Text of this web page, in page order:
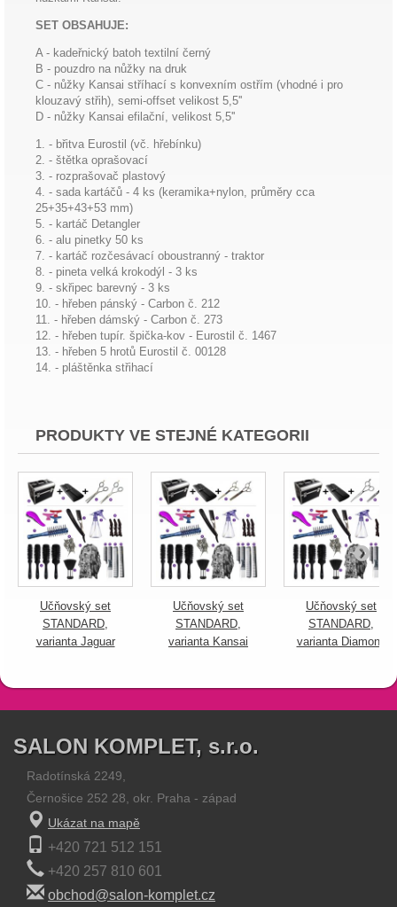
SET OBSAHUJE:
A - kadeřnický batoh textilní černý
B - pouzdro na nůžky na druk
C - nůžky Kansai stříhací s konvexním ostřím (vhodné i pro
klouzavý střih), semi-offset velikost 5,5''
D - nůžky Kansai efilační, velikost 5,5''
1. - břitva Eurostil (vč. hřebínku)
2. - štětka oprašovací
3. - rozprašovač plastový
4. - sada kartáčů - 4 ks (keramika+nylon, průměry cca
25+35+43+53 mm)
5. - kartáč Detangler
6. - alu pinetky 50 ks
7. - kartáč rozčesávací oboustranný - traktor
8. - pineta velká krokodýl - 3 ks
9. - skřipec barevný - 3 ks
10. - hřeben pánský - Carbon č. 212
11. - hřeben dámský - Carbon č. 273
12. - hřeben tupír. špička-kov - Eurostil č. 1467
13. - hřeben 5 hrotů Eurostil č. 00128
14. - pláštěnka střihací
PRODUKTY VE STEJNÉ KATEGORII
Učňovský set
STANDARD,
varianta Jaguar
Učňovský set
STANDARD,
varianta Kansai
Učňovský set
STANDARD,
varianta Diamond
SALON KOMPLET, s.r.o.
Radotínská 2249,
Černošice 252 28, okr. Praha - západ
Ukázat na mapě
+420 721 512 151
+420 257 810 601
obchod@salon-komplet.cz